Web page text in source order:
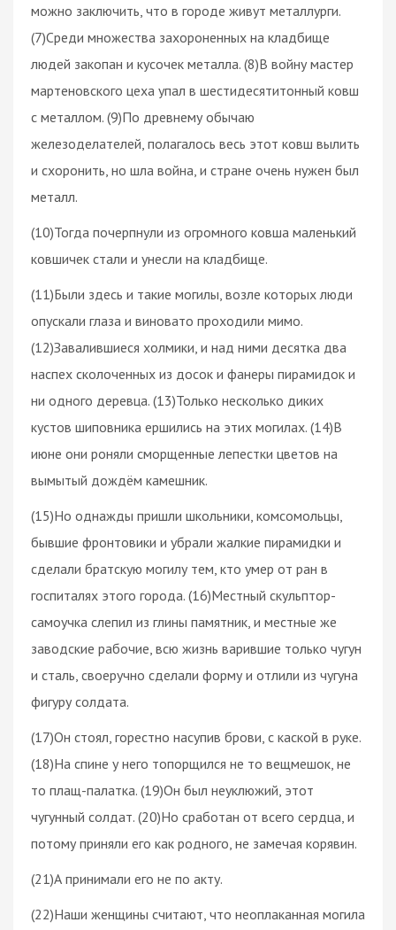
можно заключить, что в городе живут металлурги.
(7)Среди множества захороненных на кладбище
людей закопан и кусочек металла. (8)В войну мастер
мартеновского цеха упал в шестидесятитонный ковш
с металлом. (9)По древнему обычаю
железоделателей, полагалось весь этот ковш вылить
и схоронить, но шла война, и стране очень нужен был
металл.
(10)Тогда почерпнули из огромного ковша маленький
ковшичек стали и унесли на кладбище.
(11)Были здесь и такие могилы, возле которых люди
опускали глаза и виновато проходили мимо.
(12)Завалившиеся холмики, и над ними десятка два
наспех сколоченных из досок и фанеры пирамидок и
ни одного деревца. (13)Только несколько диких
кустов шиповника ершились на этих могилах. (14)В
июне они роняли сморщенные лепестки цветов на
вымытый дождём камешник.
(15)Но однажды пришли школьники, комсомольцы,
бывшие фронтовики и убрали жалкие пирамидки и
сделали братскую могилу тем, кто умер от ран в
госпиталях этого города. (16)Местный скульптор-
самоучка слепил из глины памятник, и местные же
заводские рабочие, всю жизнь варившие только чугун
и сталь, своеручно сделали форму и отлили из чугуна
фигуру солдата.
(17)Он стоял, горестно насупив брови, с каской в руке.
(18)На спине у него топорщился не то вещмешок, не
то плащ-палатка. (19)Он был неуклюжий, этот
чугунный солдат. (20)Но сработан от всего сердца, и
потому приняли его как родного, не замечая корявин.
(21)А принимали его не по акту.
(22)Наши женщины считают, что неоплаканная могила